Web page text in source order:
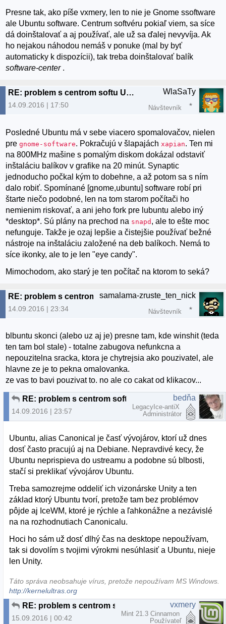
Presne tak, ako píše vxmery, len to nie je Gnome ssoftware
ale Ubuntu software. Centrum softvéru pokiaľ viem, sa síce
dá doinštalovať a aj používať, ale už sa ďalej nevyvíja. Ak
ho nejakou náhodou nemáš v ponuke (mal by byť
automaticky k dispozícii), tak treba doinštalovať balík
software-center .
RE: problem s centrom softu Ubuntu
14.09.2016 | 17:50
WlaSaTy
Návštevník
Posledné Ubuntu má v sebe viacero spomalovačov, nielen
pregnome-software. Pokračujú v šlapajách xapian. Ten mi
na 800MHz mašine s pomalým diskom dokázal odstaviť
inštaláciu balíkov v grafike na 20 minút. Synaptic
jednoducho počkal kým to dobehne, a až potom sa s ním
dalo robiť. Spomínané [gnome,ubuntu] software robí pri
štarte niečo podobné, len na tom starom počítači ho
nemienim riskovať, a ani jeho fork pre lubuntu alebo iný
*desktop*. Sú plány na prechod na snapd , ale to ešte moc
nefunguje. Takže je ozaj lepšie a čistejšie používať bežné
nástroje na inštaláciu založené na deb balíkoch. Nemá to
síce ikonky, ale to je len "eye candy".
Mimochodom, ako starý je ten počítač na ktorom to seká?
RE: problem s centrom softu Ubuntu
14.09.2016 | 23:34
samalama-zruste_ten_nick
Návštevník
blbuntu skonci (alebo uz aj je) presne tam, kde winshit (teda
ten tam bol stale) - totalne zabugova nefunkcna a
nepouzitelna sracka, ktora je chytrejsia ako pouzivatel, ale
hlavne ze je to pekna omalovanka.
ze vas to bavi pouzivat to. no ale co cakat od klikacov...
14.09.2016 | 23:57
bedňa
LegacyIce-antiX
Administrátor
Ubuntu, alias Canonical je časť vývojárov, ktorí už dnes
dosť často pracujú aj na Debiane. Nepravdivé kecy, že
Ubuntu neprispieva do ustreamu a podobne sú blbosti,
stačí si preklikať vývojárov Ubuntu.
Treba samozrejme oddeliť ich vizonárske Unity a ten
základ ktorý Ubuntu tvorí, pretože tam bez problémov
pôjde aj IceWM, ktoré je rýchle a ľahkonážne a nezávislé
na na rozhodnutiach Canonicalu.
Hoci ho sám už dosť dlhý čas na desktope nepoužívam,
tak si dovolím s tvojimi výrokmi nesúhlasiť a Ubuntu, nieje
len Unity.
Táto správa neobsahuje vírus, pretože nepoužívam MS Windows.
http://kernelultras.org
15.09.2016 | 00:42
vxmery
Mint 21.3 Cinnamon
Používateľ